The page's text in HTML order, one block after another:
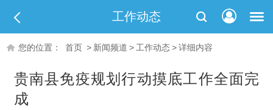
工作动态
您的位置： 首页 > 新闻频道 > 工作动态>详细内容
贵南县免疫规划行动摸底工作全面完
成